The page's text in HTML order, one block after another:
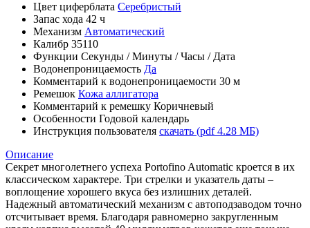
Цвет циферблата Серебристый
Запас хода 42 ч
Механизм Автоматический
Калибр 35110
Функции Секунды /Минуты /Часы / Дата
Водонепроницаемость Да
Комментарий к водонепроницаемости 30 м
Ремешок Кожа аллигатора
Комментарий к ремешку Коричневый
Особенности Годовой календарь
Инструкция пользователя скачать (pdf 4.28 МБ)
Описание
Секрет многолетнего успеха Portofino Automatic кроется в их
классическом характере. Три стрелки и указатель даты –
воплощение хорошего вкуса без излишних деталей.
Надежный автоматический механизм с автоподзаводом точно
отсчитывает время. Благодаря равномерно закругленным